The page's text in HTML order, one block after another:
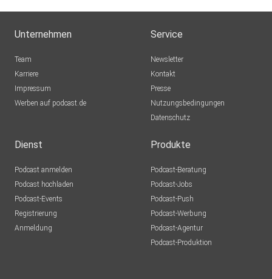
Unternehmen
Team
Karriere
Impressum
Werben auf podcast.de
Service
Newsletter
Kontakt
Presse
Nutzungsbedingungen
Datenschutz
Dienst
Podcast anmelden
Podcast hochladen
Podcast-Events
Registrierung
Anmeldung
Produkte
Podcast-Beratung
Podcast-Jobs
Podcast-Push
Podcast-Werbung
Podcast-Agentur
Podcast-Produktion